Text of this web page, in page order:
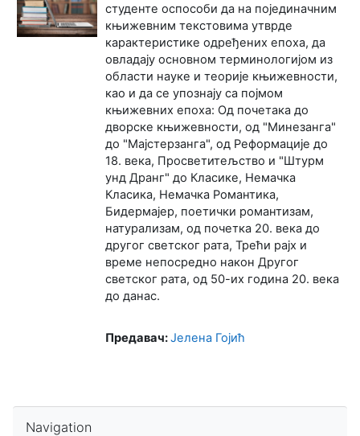
студенте оспособи да на појединачним
књижевним текстовима утврде
карактеристике одређених епоха, да
овладају основном терминологијом из
области науке и теорије књижевности,
као и да се упознају са појмом
књижевних епоха: Од почетака до
дворске књижевности, од "Минезанга"
до "Мајстерзанга", од Реформације до
18. века, Просветитељство и "Штурм
унд Дранг" до Класике, Немачка
Класика, Немачка Романтика,
Бидермајер, поетички романтизам,
натурализам, од почетка 20. века до
другог светског рата, Трећи рајх и
време непосредно након Другог
светског рата, од 50-их година 20. века
до данас.
Предавач:Јелена Гојић
Navigation